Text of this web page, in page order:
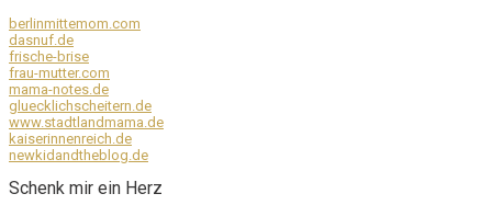
berlinmittemom.com
dasnuf.de
frische-brise
frau-mutter.com
mama-notes.de
gluecklichscheitern.de
www.stadtlandmama.de
kaiserinnenreich.de
newkidandtheblog.de
Schenk mir ein Herz